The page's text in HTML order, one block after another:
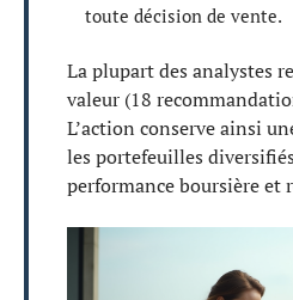
toute décision de vente.
La plupart des analystes
valeur (18
L’action conserve ainsi
les portefeuilles
performance boursière et